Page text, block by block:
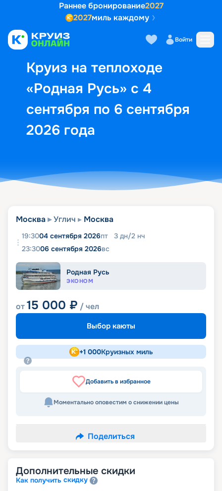
Раннее бронирование2027
2027миль каждому
Войти
Круиз на теплоходе
«Родная Русь» с 4
сентября по 6 сентября
2026 года
Выбор кают Маршрут и
Москва Углич Москва
19:3004 сентября 2026пт 3 дн/2 нч
23:3006 сентября 2026вс
Родная Русь
ЭКОНОМ
от15 000 ₽ / чел
Выбор каюты
+1 000Круизных миль
Добавить в избранное
Моментально оповестим о снижении цены
Поделиться
Дополнительные скидки
Как получить скидку